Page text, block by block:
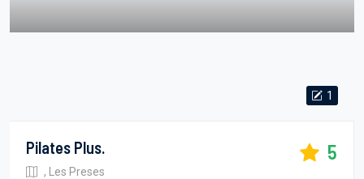
1
Pilates Plus.
, Les Preses
5